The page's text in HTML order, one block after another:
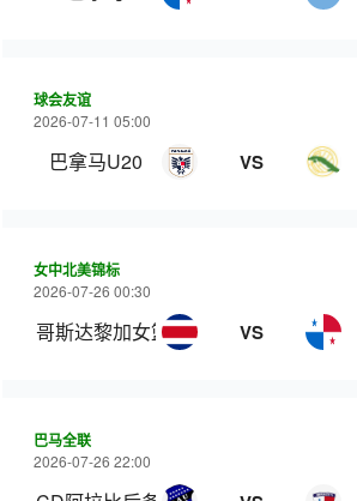
球会友谊
2026-07-11 05:00
巴拿马U20 VS
女中北美锦标
2026-07-26 00:30
哥斯达黎加女篮 VS
巴马全联
2026-07-26 22:00